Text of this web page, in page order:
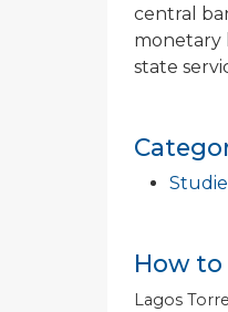
central
monetary
state
How to
Lagos